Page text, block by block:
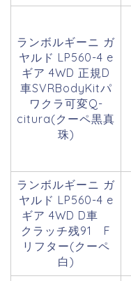
ランボルギーニ ガ
ヤルド LP560-4 e
ギア 4WD 正規D
車SVRBodyKitパ
ワクラ可変Q-
citura(クーペ黒真
珠)
ランボルギーニ ガ
ヤルド LP560-4 e
ギア 4WD D車
クラッチ残91 F
リフター(クーペ
白)